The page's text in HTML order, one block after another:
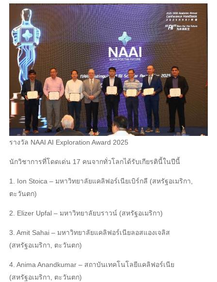
รางวัล NAAI AI Exploration Award 2025
นักวิชาการที่โดดเด่น 17 คนจากทั่วโลกได้รับเกียรตินี้ในปีนี้
1. Ion Stoica – มหาวิทยาลัยแคลิฟอร์เนียเบิร์กลี (สหรัฐอเมริกา,
ตะวันตก)
2. Elizer Upfal – มหาวิทยาลัยบราวน์ (สหรัฐอเมริกา)
3. Amit Sahai – มหาวิทยาลัยแคลิฟอร์เนียลอสแองเจลิส
(สหรัฐอเมริกา, ตะวันตก)
4. Anima Anandkumar – สถาบันเทคโนโลยีแคลิฟอร์เนีย
(สหรัฐอเมริกา, ตะวันตก)